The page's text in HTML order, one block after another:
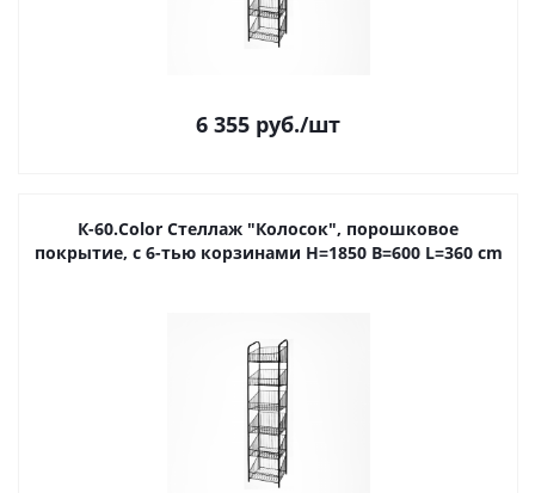
6 355 руб./шт
К-60.Color Стеллаж "Колосок", порошковое
покрытие, с 6-тью корзинами H=1850 B=600 L=360 cm